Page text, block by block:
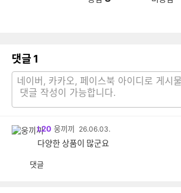
댓글 1
L20 웅끼끼 26.06.03.
다양한 상품이 많군요
댓글